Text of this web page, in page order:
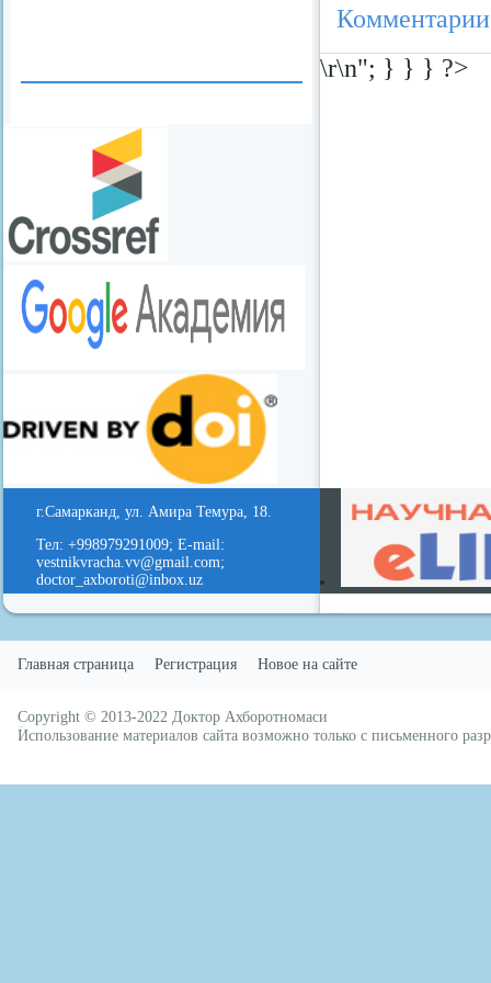
\r\n"; } } } ?>
г.Самарканд, ул. Амира Темура, 18.
Тел: +998979291009; E-mail:
vestnikvracha.vv@gmail.com;
doctor_axboroti@inbox.uz
Главная страница Регистрация Новое на сайте
Copyright © 2013-2022 Доктор Ахборотномаси
Использование материалов сайта возможно только с письменного